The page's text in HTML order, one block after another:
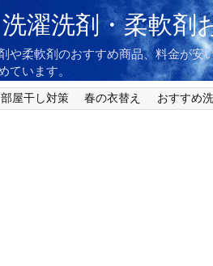
濯洗剤・柔軟剤
や柔軟剤のおすすめ商品、料金が
ています。
部屋干し対策 春の衣替え おすすめ